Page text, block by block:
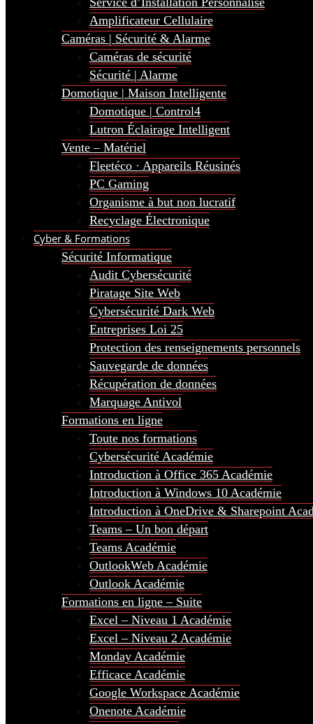
Amplificateur Cellulaire
Caméras | Sécurité & Alarme
Caméras de sécurité
Sécurité | Alarme
Domotique | Maison Intelligente
Domotique | Control4
Lutron Éclairage Intelligent
Vente – Matériel
Fleetéco · Appareils Réusinés
PC Gaming
Organisme à but non lucratif
Recyclage Électronique
Cyber & Formations
Sécurité Informatique
Audit Cybersécurité
Piratage Site Web
Cybersécurité Dark Web
Entreprises Loi 25
Protection des renseignements personnels
Sauvegarde de données
Récupération de données
Marquage Antivol
Formations en ligne
Toute nos formations
Cybersécurité Académie
Introduction à Office 365 Académie
Introduction à Windows 10 Académie
Introduction à OneDrive & Sharepoint
Teams – Un bon départ
Teams Académie
OutlookWeb Académie
Outlook Académie
Formations en ligne – Suite
Excel – Niveau 1 Académie
Excel – Niveau 2 Académie
Monday Académie
Efficace Académie
Google Workspace Académie
Onenote Académie